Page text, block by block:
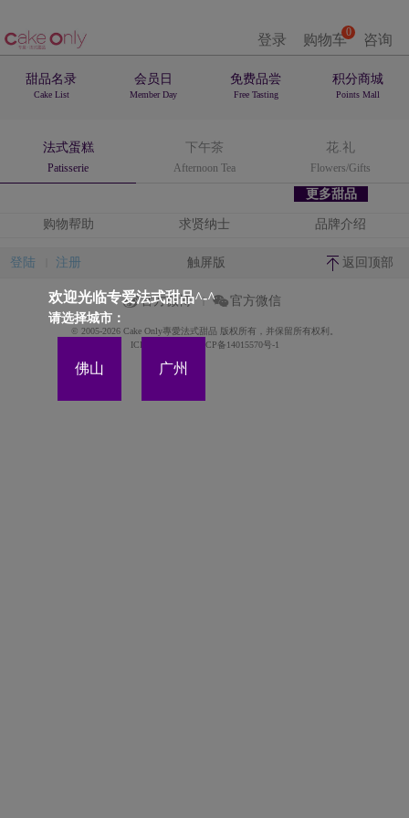
登录 0
购物车 咨询
甜品名录
Cake List
会员日
Member Day
免费品尝
Free Tasting
积分商城
Points Mall
法式蛋糕
Patisserie
下午茶
Afternoon Tea
花.礼
Flowers/Gifts
更多甜品
欢迎光临专爱法式甜品^-^
请选择城市：
佛山 广州
购物帮助 求贤纳士 品牌介绍
登陆 注册 触屏版 返回顶部
官方微博 官方微信
© 2005-2026 Cake Only專愛法式甜品 版权所有，并保留所有权利。
ICP备案证书号:粤ICP备14015570号-1